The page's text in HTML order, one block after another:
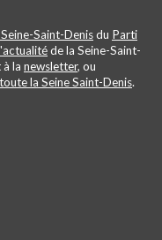
Saint-Denisdu Parti
de la Seine-Saint-
la newsletter, ou
la Seine Saint-Denis.